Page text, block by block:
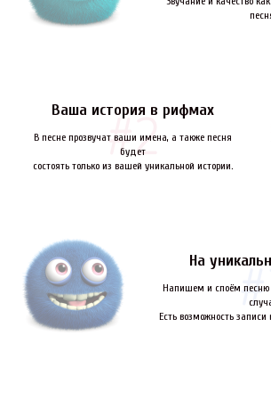
Ваша история в рифмах
В песне прозвучат ваши имена, а также песня
будет
состоять только из вашей уникальной истории.
На
Напишем и споём
Есть возможность записи